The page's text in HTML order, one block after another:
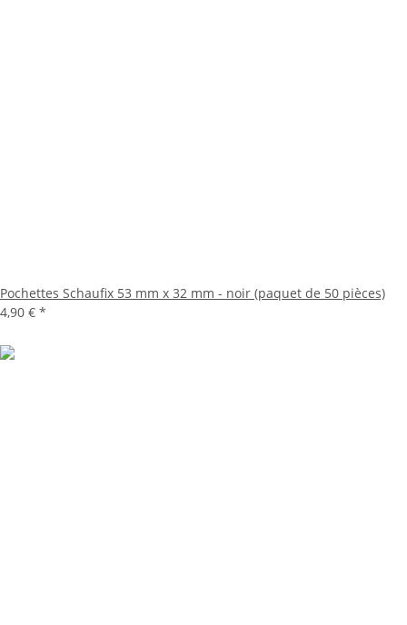
Pochettes Schaufix 53 mm x 32 mm - noir (paquet de 50 pièces)
4,90 € *